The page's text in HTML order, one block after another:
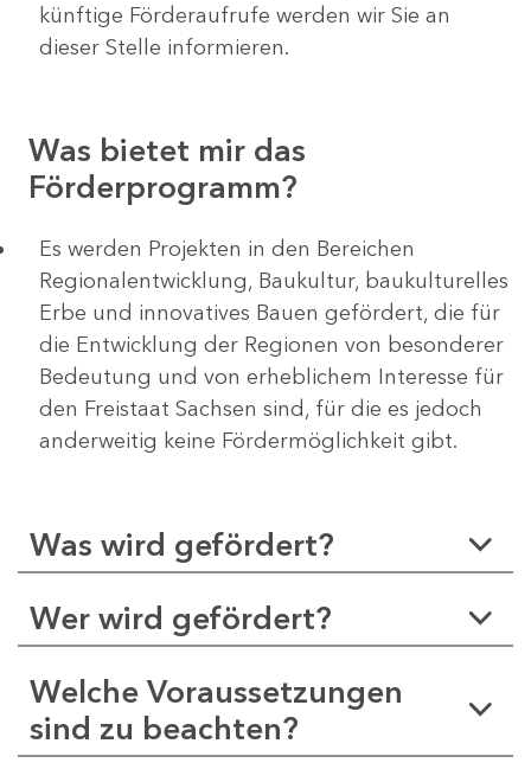
künftige Förderaufrufe werden wir Sie an
dieser Stelle informieren.
Was bietet mir das
Förderprogramm?
Es werden Projekten in den Bereichen
Regionalentwicklung, Baukultur, baukulturelles
Erbe und innovatives Bauen gefördert, die für
die Entwicklung der Regionen von besonderer
Bedeutung und von erheblichem Interesse für
den Freistaat Sachsen sind, für die es jedoch
anderweitig keine Fördermöglichkeit gibt.
Was wird gefördert?
Wer wird gefördert?
Welche Voraussetzungen
sind zu beachten?